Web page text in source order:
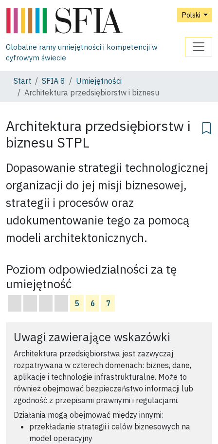
Polski
Globalne ramy umiejętności i kompetencji w
cyfrowym świecie
Start SFIA 8
Umiejętności
Architektura przedsiębiorstw i biznesu
Architektura przedsiębiorstw i
biznesu STPL
Dopasowanie strategii technologicznej
organizacji do jej misji biznesowej,
strategii i procesów oraz
udokumentowanie tego za pomocą
modeli architektonicznych.
Poziom odpowiedzialności za tę
umiejętność
5 6 7
Uwagi zawierające wskazówki
Architektura przedsiębiorstwa jest zazwyczaj
rozpatrywana w czterech domenach: biznes, dane,
aplikacje i technologie infrastrukturalne. Może to
również obejmować bezpieczeństwo informacji lub
zgodność z przepisami prawnymi i regulacjami.
Działania mogą obejmować między innymi:
przekładanie strategii i celów biznesowych na
model operacyjny